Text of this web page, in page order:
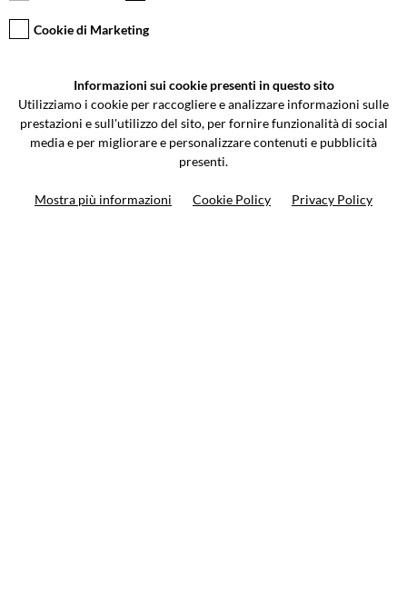
Via Galileo Galilei 5 | Verano Brianza (MB) 20843 | ITALY
0362-805407-info@valtermoto.com
Cookie di Marketing
Informazioni sui cookie presenti in questo sito
Utilizziamo i cookie per raccogliere e analizzare informazioni sulle
prestazioni e sull'utilizzo del sito, per fornire funzionalità di social
media e per migliorare e personalizzare contenuti e pubblicità
presenti.
Mostra più informazioni Cookie Policy Privacy Policy